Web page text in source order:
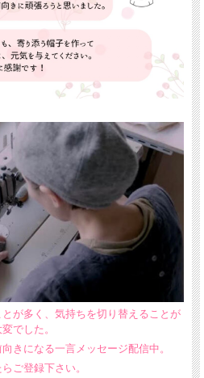
が多く、気持ちを切り替えることが
変でした。
きになる一言メッセージ配信中。
ご登録下さい。